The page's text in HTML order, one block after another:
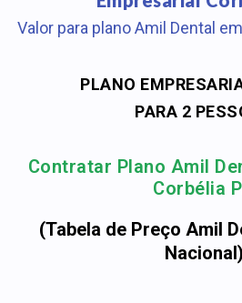
Valor para plano Amil Dental
PLANO
PARA 2
Contratar Plano Amil
Corbélia
(Tabela de Preço Amil
Nacional)